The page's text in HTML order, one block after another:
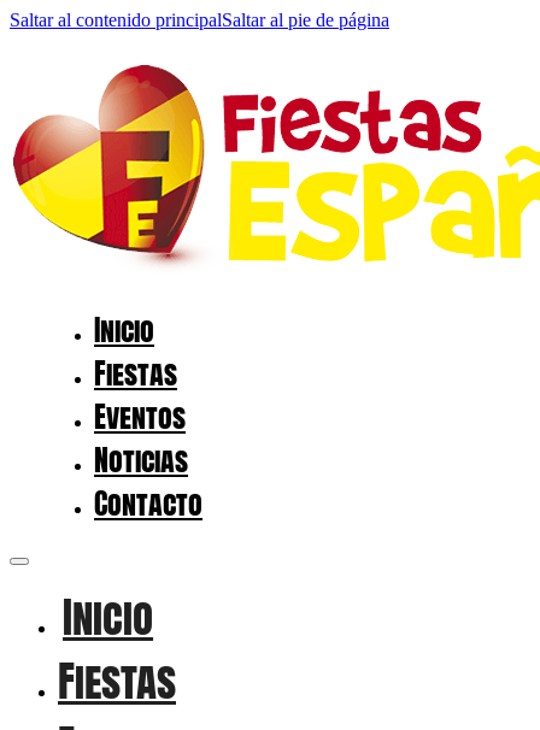
Saltar al contenido principalSaltar al pie de página
Inicio
Fiestas
Eventos
Noticias
Contacto
Inicio
Fiestas